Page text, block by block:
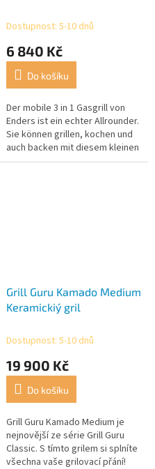
Dostupnost: 5-10 dnů
6 840 Kč
Do košíku
Der mobile 3 in 1 Gasgrill von
Enders ist ein echter Allrounder.
Sie können grillen, kochen und
auch backen mit diesem kleinen
Wunderwerk.
Grill Guru Kamado Medium
Keramickiý gril
Dostupnost: 5-10 dnů
19 900 Kč
Do košíku
Grill Guru Kamado Medium je
nejnovější ze série Grill Guru
Classic. S tímto grilem si splníte
všechna vaše grilovací přání!